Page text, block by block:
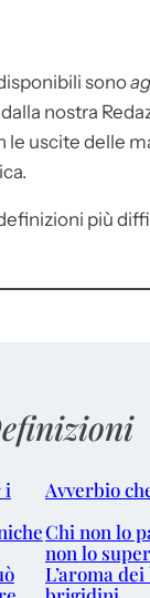
sono
dalla nostra
le uscite delle
più
i
Avverbio
Chi non lo
non lo
L’aroma